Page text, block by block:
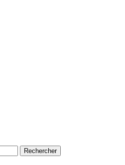
Rechercher